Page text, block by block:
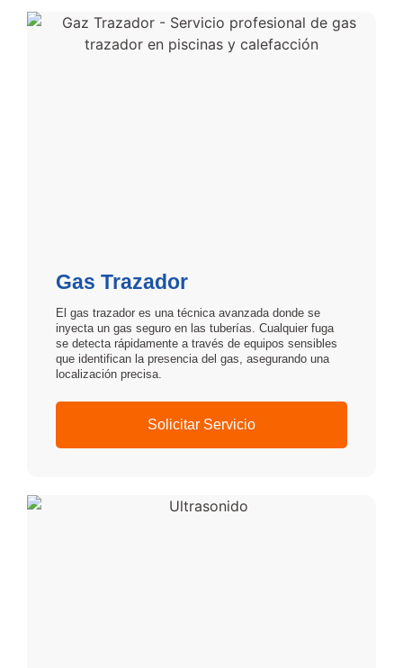
Gas Trazador
El gas trazador es una técnica avanzada donde se
inyecta un gas seguro en las tuberías. Cualquier fuga
se detecta rápidamente a través de equipos sensibles
que identifican la presencia del gas, asegurando una
localización precisa.
Solicitar Servicio